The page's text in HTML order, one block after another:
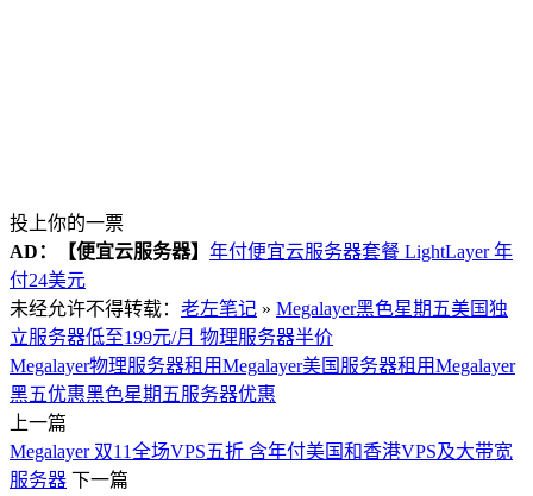
投上你的一票
AD：
【便宜云服务器】 年付便宜云服务器套餐 LightLayer 年
付24美元
未经允许不得转载： 老左笔记 » Megalayer黑色星期五美国独
立服务器低至199元/月 物理服务器半价
Megalayer物理服务器租用Megalayer美国服务器租用Megalayer
黑五优惠黑色星期五服务器优惠
上一篇
Megalayer 双11全场VPS五折 含年付美国和香港VPS及大带宽
服务器 下一篇